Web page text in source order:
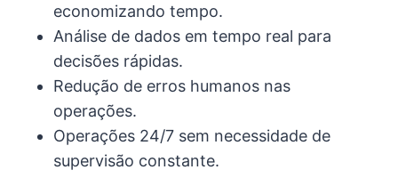
economizando tempo.
Análise de dados em tempo real para
decisões rápidas.
Redução de erros humanos nas
operações.
Operações 24/7 sem necessidade de
supervisão constante.